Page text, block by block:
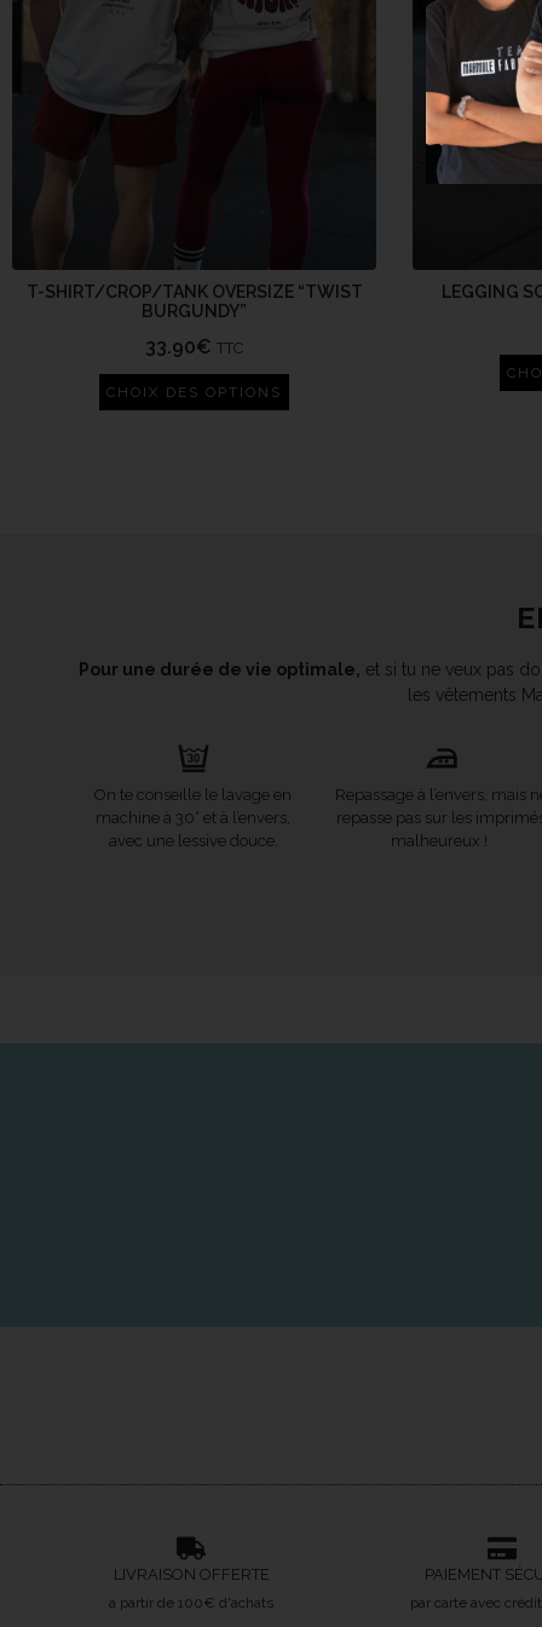
T-SHIRT/CROP/TANK OVERSIZE “TWIST
BURGUNDY”
33.90€ TTC
CHOIX DES OPTIONS
LEGGING
Pour une durée de vie optimale, et si tu ne veux pas
les vêtements
On te conseille le lavage en
machine à 30° et à l’envers,
avec une lessive douce.
Repassage à l’envers, mais
repasse pas sur les
malheureux !
LIVRAISON OFFERTE
à partir de 100€ d'achats
PAIEMENT
par carte avec